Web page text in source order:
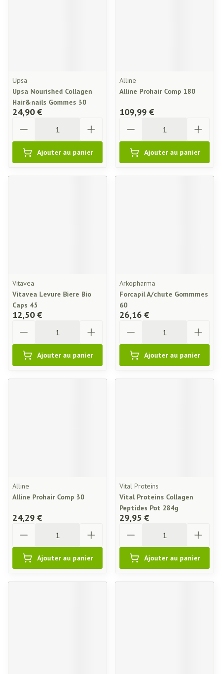
Upsa
Upsa Nourished Collagen
Hair&nails Gommes 30
24,90 €
Ajouter au panier
Alline
Alline Prohair Comp 180
109,99 €
Ajouter au panier
Vitavea
Vitavea Levure Biere Bio
Caps 45
12,50 €
Ajouter au panier
Arkopharma
Forcapil A/chute Gommmes
60
26,16 €
Ajouter au panier
Alline
Alline Prohair Comp 30
24,29 €
Ajouter au panier
Vital Proteins
Vital Proteins Collagen
Peptides Pot 284g
29,95 €
Ajouter au panier